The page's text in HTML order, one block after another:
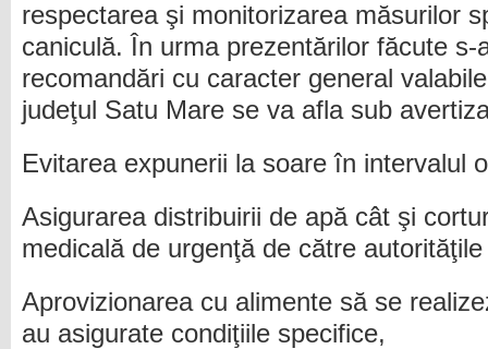
respectarea şi monitorizarea măsurilor
caniculă. În urma prezentărilor făcute s-
recomandări cu caracter general
judeţul Satu Mare se va afla sub
Evitarea expunerii la soare în intervalul
Asigurarea distribuirii de apă cât şi
medicală de urgenţă de către
Aprovizionarea cu alimente să se
au asigurate condiţiile specifice,